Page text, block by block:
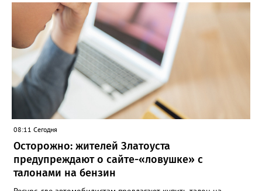
прослушивания участников, мастер-классы от ведущих
наставников, выступления победителей прошлых лет и
приглашённых артистов», - сообщает оргкомитет. Вход на все
фестивальные мероприятия будет свободным. В 2025 году в
фестивале участвовали 26 финалистов из городов
Челябинской, Свердловской, Курганской, Оренбургской
областей, Ханты-Мансийского автономного округа и
Республики Башкортостан. Приглашённой звездой стал
идейный вдохновитель, организатор фестиваля, эстрадный
певец, победитель главного патриотического конкурса страны
«Солдатский конверт», лауреат премии в области культуры и
искусства «Золотая лира», участник телевизионных проектов
на Первом канале, обладатель звания «Голос страны» Алексей
Ковин.
08:11 Сегодня
Осторожно: жителей Златоуста
предупреждают о сайте-«ловушке» с
талонами на бензин